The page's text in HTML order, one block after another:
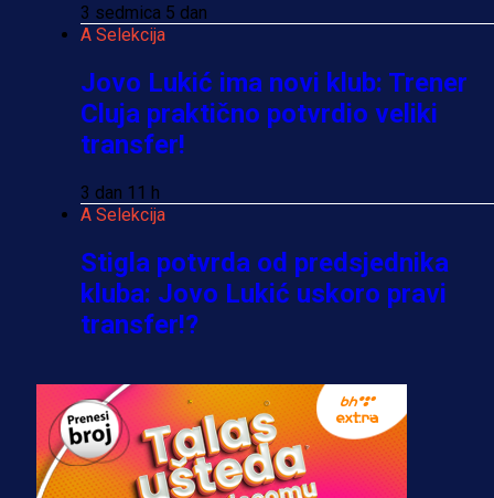
3 sedmica 5 dan
A Selekcija
Jovo Lukić ima novi klub: Trener
Cluja praktično potvrdio veliki
transfer!
3 dan 11 h
A Selekcija
Stigla potvrda od predsjednika
kluba: Jovo Lukić uskoro pravi
transfer!?
A Selekcija
Zmajevi dobili veliko pojačanje:
Fudbaler Olympiacosa želi obući